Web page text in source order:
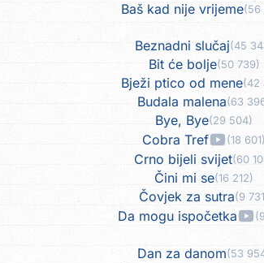
Baš kad nije vrijeme(56
Beznadni slučaj(45
Bit će bolje(50 739)
Bježi ptico od mene(42
Budala malena(63
Bye, Bye(29 504)
Cobra Tref (18 601)
Crno bijeli svijet(60
Čini mi se(16 212)
Čovjek za sutra(9
Da mogu ispočetka
Dan za danom(53